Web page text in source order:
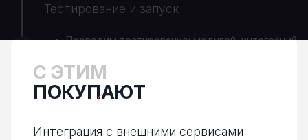
Тестирование и запуск
Проводим тестирование: модулей, интеграций
Разворачиваем сайт на хостинге и вешаем на
боевой домен.
С ЭТИМ
ПОКУПАЮТ
Интеграция с внешними сервисами